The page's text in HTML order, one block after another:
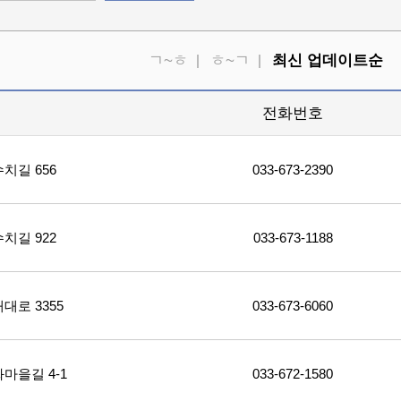
ㄱ~ㅎ ㅎ~ㄱ 최신 업데이트순
길 656
전화번호
033-673-2390
길 922 033-673-1188
로 3355 033-673-6060
을길 4-1 033-672-1580